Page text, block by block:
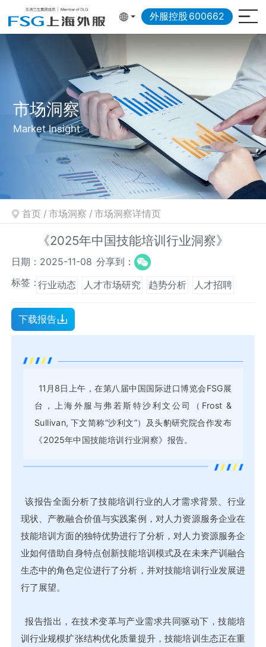
外服控股 600662
市场洞察
Market Insight
首页 / 市场洞察 / 市场洞察详情页
《2025年中国技能培训行业洞察》
日期：2025-11-08 分享到：
标签：行业动态 人才市场研究 趋势分析 人才招聘
下载报告
11月8日上午，在第八届中国国际进口博览会FSG展
台，上海外服与弗若斯特沙利文公司（Frost &
Sullivan, 下文简称“沙利文”）及头豹研究院合作发布
《2025年中国技能培训行业洞察》报告。
该报告全面分析了技能培训行业的人才需求背景、行业
现状、产教融合价值与实践案例，对人力资源服务企业在
技能培训方面的独特优势进行了分析，对人力资源服务企
业如何借助自身特点创新技能培训模式及在未来产训融合
生态中的角色定位进行了分析，并对技能培训行业发展进
行了展望。
报告指出，在技术变革与产业需求共同驱动下，技能培
训行业规模扩张结构优化质量提升，技能培训生态正在重